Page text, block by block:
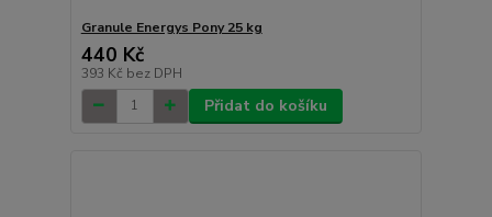
Granule Energys Pony 25 kg
440 Kč
393 Kč bez DPH
Přidat do košíku